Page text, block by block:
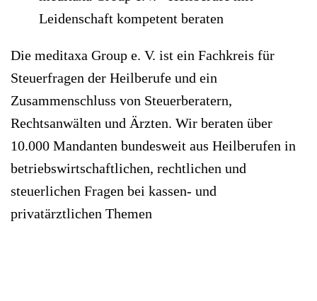
Leidenschaft kompetent beraten
Die meditaxa Group e. V. ist ein Fachkreis für
Steuerfragen der Heilberufe und ein
Zusammenschluss von Steuerberatern,
Rechtsanwälten und Ärzten. Wir beraten über
10.000 Mandanten bundesweit aus Heilberufen in
betriebswirtschaftlichen, rechtlichen und
steuerlichen Fragen bei kassen- und
privatärztlichen Themen